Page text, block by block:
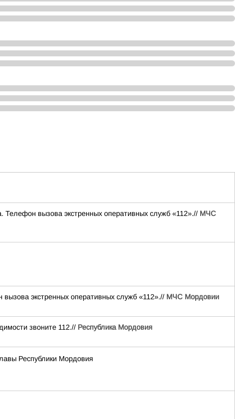
вызова экстренных оперативных служб «112».// МЧС
экстренных оперативных служб «112».// МЧС Мордовии
звоните 112.// Республика Мордовия
Республики Мордовия